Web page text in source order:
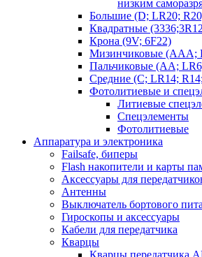
низким
Большие (D; LR20;
Квадратные
Крона (9V; 6F22)
Мизинчиковые (AAA;
Пальчиковые (AA;
Средние (C; LR14;
Фотолитиевые и
Литиевые
Спецэлементы
Фотолитиевые
Аппаратура и электроника
Failsafe, биперы
Flash накопители и карты
Аксессуары для
Антенны
Выключатель бортового
Гироскопы и аксессуары
Кабели для передатчика
Кварцы
Кварцы передатчика